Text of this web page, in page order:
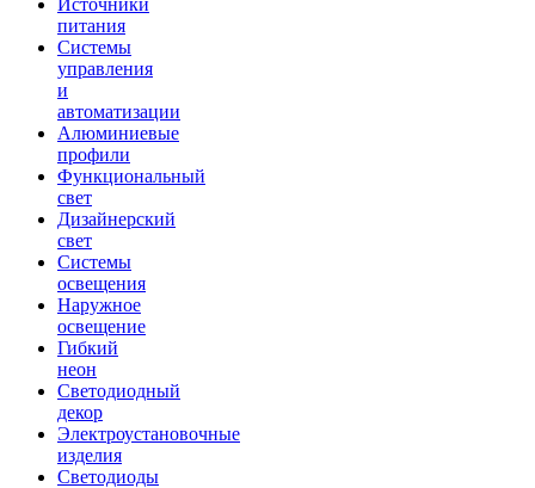
Источники
питания
Системы
управления
и
автоматизации
Алюминиевые
профили
Функциональный
свет
Дизайнерский
свет
Системы
освещения
Наружное
освещение
Гибкий
неон
Светодиодный
декор
Электроустановочные
изделия
Светодиоды